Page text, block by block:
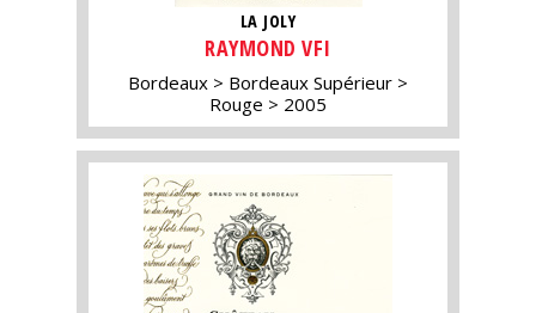
LA JOLY
RAYMOND VFI
Bordeaux
Bordeaux Supérieur
Rouge
2005